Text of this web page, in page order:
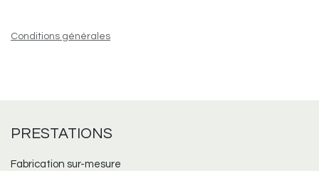
Conditions générales
PRESTATIONS
Fabrication sur-mesure​